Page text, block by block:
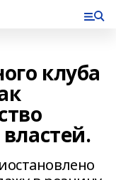
клуба